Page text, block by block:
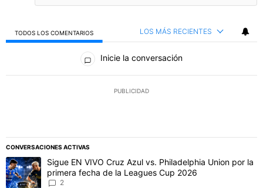
TODOS LOS COMENTARIOS LOS MÁS RECIENTES
Todos los comentarios
Inicie la conversación
PUBLICIDAD
CONVERSACIONES ACTIVAS
Este listado muestra los artículos con más comentarios en los
Un artículo de tendencia con el título "Sigue EN VIVO Cruz Azul
Sigue EN VIVO Cruz Azul vs. Philadelphia Union por la
primera fecha de la Leagues Cup 2026
2